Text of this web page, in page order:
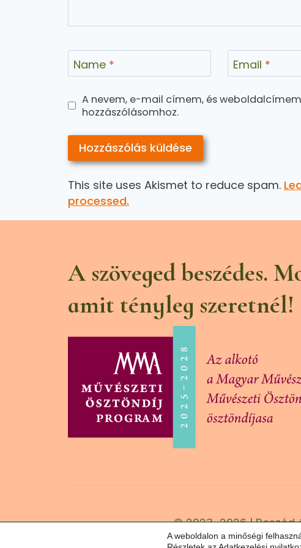
Name * Email *
A nevem, e-mail címem, és
hozzászólásomhoz.
This site uses Akismet to reduce spam.
processed.
A szöveged beszédes.
amit tényleg szeretnél!
© 2023–2026 | Beszéd
A weboldalon a minőségi